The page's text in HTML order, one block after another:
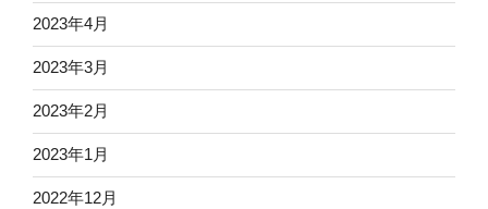
2023年4月
2023年3月
2023年2月
2023年1月
2022年12月